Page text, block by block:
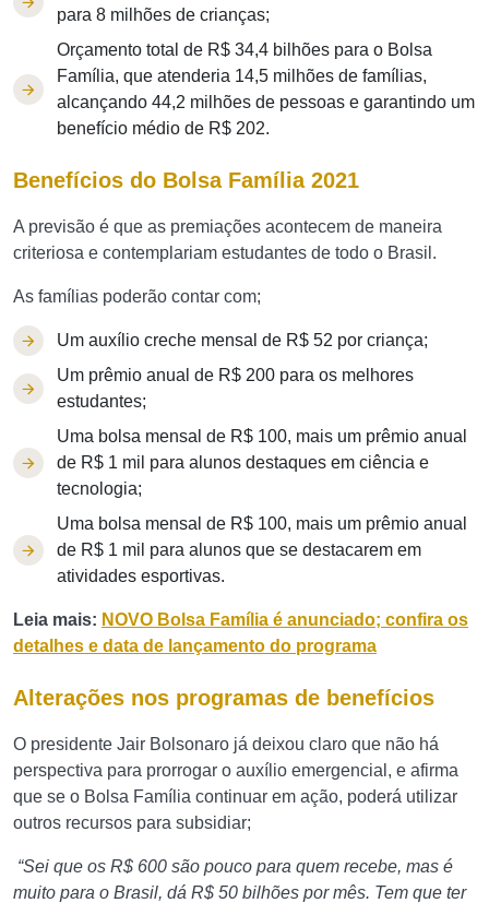
para 8 milhões de crianças;
Orçamento total de R$ 34,4 bilhões para o Bolsa
Família, que atenderia 14,5 milhões de famílias,
alcançando 44,2 milhões de pessoas e garantindo um
benefício médio de R$ 202.
Benefícios do Bolsa Família 2021
A previsão é que as premiações acontecem de maneira
criteriosa e contemplariam estudantes de todo o Brasil.
As famílias poderão contar com;
Um auxílio creche mensal de R$ 52 por criança;
Um prêmio anual de R$ 200 para os melhores
estudantes;
Uma bolsa mensal de R$ 100, mais um prêmio anual
de R$ 1 mil para alunos destaques em ciência e
tecnologia;
Uma bolsa mensal de R$ 100, mais um prêmio anual
de R$ 1 mil para alunos que se destacarem em
atividades esportivas.
Leia mais: NOVO Bolsa Família é anunciado; confira os
detalhes e data de lançamento do programa
Alterações nos programas de benefícios
O presidente Jair Bolsonaro já deixou claro que não há
perspectiva para prorrogar o auxílio emergencial, e afirma
que se o Bolsa Família continuar em ação, poderá utilizar
outros recursos para subsidiar;
“Sei que os R$ 600 são pouco para quem recebe, mas é
muito para o Brasil, dá R$ 50 bilhões por mês. Tem que ter